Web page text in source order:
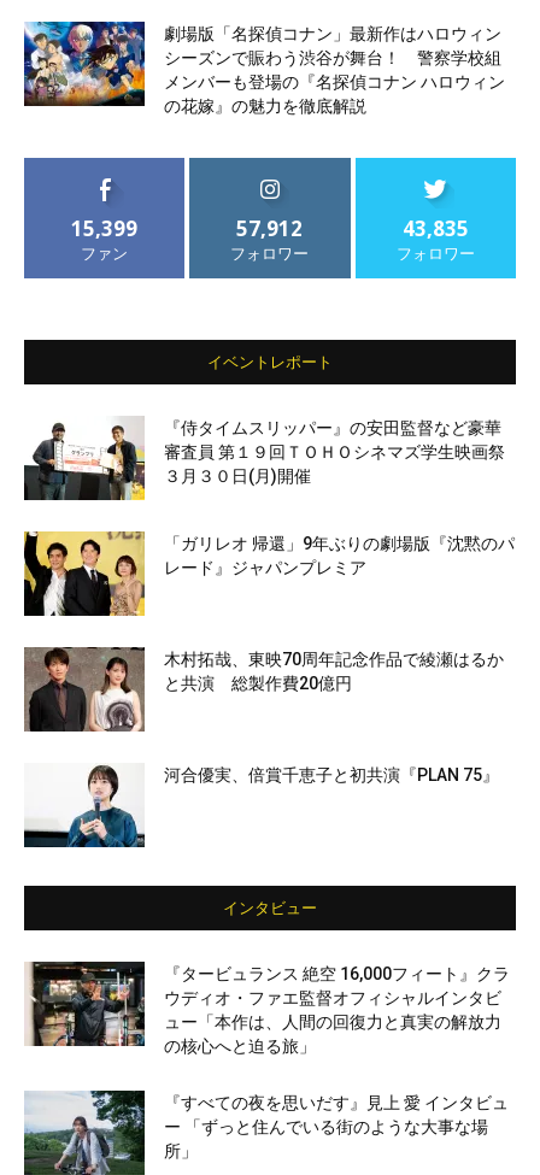
劇場版「名探偵コナン」最新作はハロウィン
シーズンで賑わう渋谷が舞台！ 警察学校組
メンバーも登場の『名探偵コナン ハロウィン
の花嫁』の魅力を徹底解説
15,399
ファン
57,912
フォロワー
43,835
フォロワー
イベントレポート
『侍タイムスリッパー』の安田監督など豪華
審査員 第１９回ＴＯＨＯシネマズ学生映画祭
３月３０日(月)開催
「ガリレオ 帰還」9年ぶりの劇場版『沈黙のパ
レード』ジャパンプレミア
木村拓哉、東映70周年記念作品で綾瀬はるか
と共演 総製作費20億円
河合優実、倍賞千恵子と初共演『PLAN 75』
インタビュー
『タービュランス 絶空 16,000フィート』クラ
ウディオ・ファエ監督オフィシャルインタビ
ュー「本作は、人間の回復力と真実の解放力
の核心へと迫る旅」
『すべての夜を思いだす』見上 愛 インタビュ
ー 「ずっと住んでいる街のような大事な場
所」